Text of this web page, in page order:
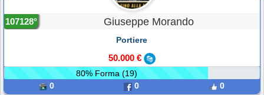
Giuseppe Morando
107128°
Portiere
50.000 €
80% Forma (19)
0
0 0